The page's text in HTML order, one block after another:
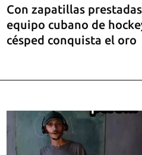
Con zapatillas
equipo cubano de
césped conquista el oro